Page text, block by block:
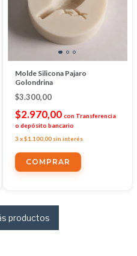
Molde Silicona Pajaro
Golondrina
$3.300,00
$2.970,00 con Transferencia
o depósito bancario
3 x$1.100,00 sin interés
productos